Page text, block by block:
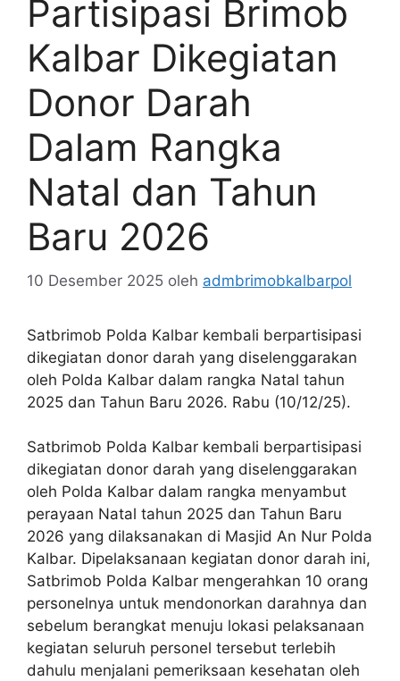
Partisipasi Brimob
Kalbar Dikegiatan
Donor Darah
Dalam Rangka
Natal dan Tahun
Baru 2026
10 Desember 2025 oleh admbrimobkalbarpol
Satbrimob Polda Kalbar kembali berpartisipasi
dikegiatan donor darah yang diselenggarakan
oleh Polda Kalbar dalam rangka Natal tahun
2025 dan Tahun Baru 2026. Rabu (10/12/25).
Satbrimob Polda Kalbar kembali berpartisipasi
dikegiatan donor darah yang diselenggarakan
oleh Polda Kalbar dalam rangka menyambut
perayaan Natal tahun 2025 dan Tahun Baru
2026 yang dilaksanakan di Masjid An Nur Polda
Kalbar. Dipelaksanaan kegiatan donor darah ini,
Satbrimob Polda Kalbar mengerahkan 10 orang
personelnya untuk mendonorkan darahnya dan
sebelum berangkat menuju lokasi pelaksanaan
kegiatan seluruh personel tersebut terlebih
dahulu menjalani pemeriksaan kesehatan oleh